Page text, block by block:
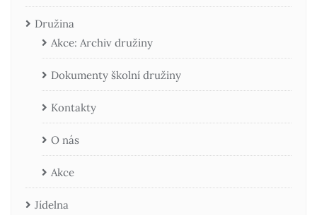
Družina
Akce: Archiv družiny
Dokumenty školní družiny
Kontakty
O nás
Akce
Jídelna